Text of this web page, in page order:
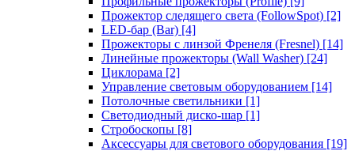
Прожектор следящего света (FollowSpot) [2]
LED-бар (Bar) [4]
Прожекторы с линзой Френеля (Fresnel) [14]
Линейные прожекторы (Wall Washer) [24]
Циклорама [2]
Управление световым оборудованием [14]
Потолочные светильники [1]
Светодиодный диско-шар [1]
Стробоскопы [8]
Аксессуары для светового оборудования [19]